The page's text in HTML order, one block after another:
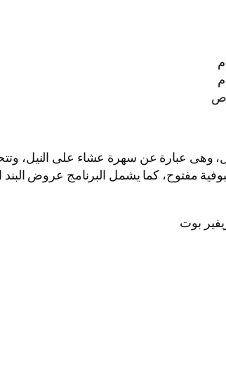
وهى عبارة عن سهرة عشاء على النيل،
مفتوح، كما يشمل البرنامج عروض
بوت